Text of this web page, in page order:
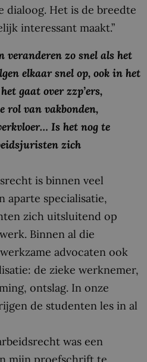
dialoog. Het is de breedte
interessant maakt.”
veranderen zo snel als het
elkaar snel op, ook in het
gaat over zzp’ers,
rol van vakbonden,
Is het nog te
zich
is binnen veel
aparte specialisatie,
zich uitsluitend op
Binnen al die
advocaten ook
de zieke werknemer,
ontslag. In onze
de studenten les in al
was een